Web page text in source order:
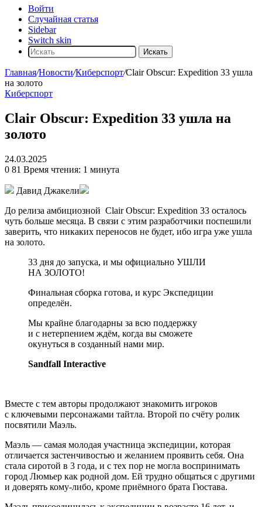
Войти
Случайная статья
Sidebar
Switch skin
Искать
Главная/Новости/Киберспорт/Clair Obscur: Expedition 33 ушла
на золото
Киберспорт
Clair Obscur: Expedition 33 ушла на
золото
24.03.2025
0 81 Время чтения: 1 минута
Давид Джакели
До релиза амбициозной Clair Obscur: Expedition 33 осталось
чуть больше месяца. В связи с этим разработчики поспешили
заверить, что никаких переносов не будет, ибо игра уже ушла
на золото.
33 дня до запуска, и мы официально УШЛИ
НА ЗОЛОТО!
Финальная сборка готова, и курс Экспедиции
определён.
Мы крайне благодарны за всю поддержку
и с нетерпением ждём, когда вы сможете
окунуться в созданный нами мир.
Sandfall Interactive
Вместе с тем авторы продолжают знакомить игроков
с ключевыми персонажами тайтла. Второй по счёту ролик
посвятили Маэль.
Маэль — самая молодая участница экспедиции, которая
отличается застенчивостью и желанием проявить себя. Она
стала сиротой в 3 года, и с тех пор не могла воспринимать
город Люмьер как родной дом. Ей трудно общаться с другими
и доверять кому-либо, кроме приёмного брата Гюстава.